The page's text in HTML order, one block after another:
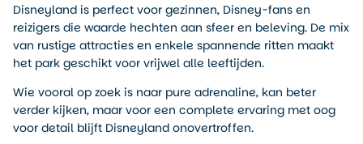
Disneyland is perfect voor gezinnen, Disney-fans en
reizigers die waarde hechten aan sfeer en beleving. De mix
van rustige attracties en enkele spannende ritten maakt
het park geschikt voor vrijwel alle leeftijden.
Wie vooral op zoek is naar pure adrenaline, kan beter
verder kijken, maar voor een complete ervaring met oog
voor detail blijft Disneyland onovertroffen.